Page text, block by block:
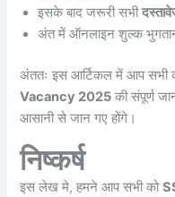
इसके बाद जरूरी सभी
अंत में ऑनलाइन शुल्क
अंततः इस आर्टिकल में आप सभी
Vacancy 2025 की संपूर्ण
आसानी से जान गए होंगे।
निष्कर्ष
इस लेख मे, हमने आप सभी को